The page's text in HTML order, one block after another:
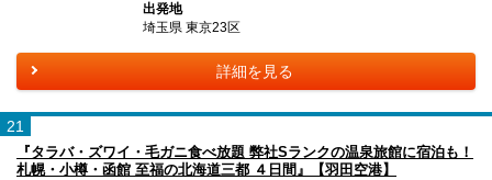
出発地
埼玉県 東京23区
詳細を見る
21
『タラバ・ズワイ・毛ガニ食べ放題 弊社Sランクの温泉旅館に宿泊も！
札幌・小樽・函館 至福の北海道三都 ４日間』【羽田空港】